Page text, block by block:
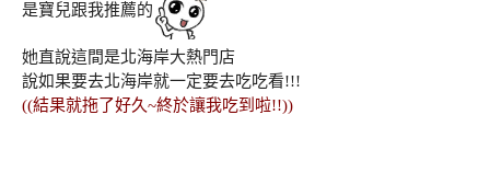
是寶兒跟我推薦的
她直說這間是北海岸大熱門店
說如果要去北海岸就一定要去吃吃看!!!
((結果就拖了好久~終於讓我吃到啦!!))